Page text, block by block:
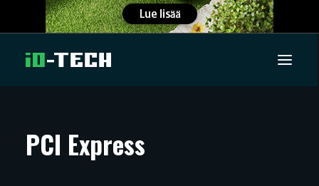
ARTIKKELIT
PCI Express